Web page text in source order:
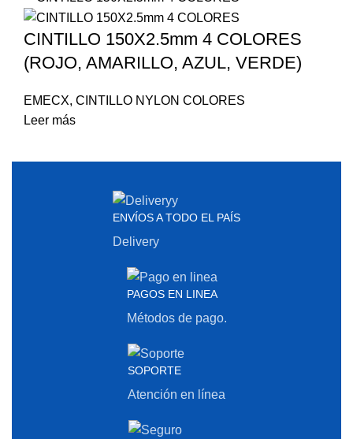
CINTILLO 150X2.5mm 4 COLORES
(ROJO, AMARILLO, AZUL, VERDE)
EMECX, CINTILLO NYLON COLORES
Leer más
ENVÍOS A TODO EL PAÍS
Delivery
PAGOS EN LINEA
Métodos de pago.
SOPORTE
Atención en línea